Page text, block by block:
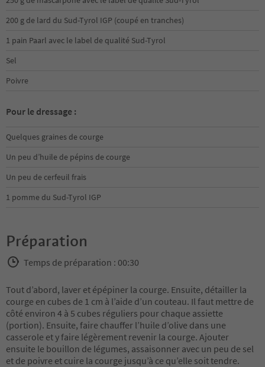
200 g de lard du Sud-Tyrol IGP (coupé en tranches)
1 pain Paarl avec le label de qualité Sud-Tyrol
Sel
Poivre
Pour le dressage :
Quelques graines de courge
Un peu d’huile de pépins de courge
Un peu de cerfeuil frais
1 pomme du Sud-Tyrol IGP
Préparation
Temps de préparation : 00:30
Tout d’abord, laver et épépiner la courge. Ensuite, détailler la
courge en cubes de 1 cm à l’aide d’un couteau. Il faut mettre de
côté environ 4 à 5 cubes réguliers pour chaque assiette
(portion). Ensuite, faire chauffer l’huile d’olive dans une
casserole et y faire légèrement revenir la courge. Ajouter
ensuite le bouillon de légumes, assaisonner avec un peu de sel
et de poivre et cuire la courge jusqu’à ce qu’elle soit tendre.